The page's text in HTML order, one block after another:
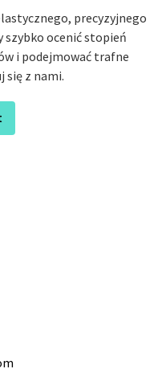
precyzyjnego
szybko ocenić stopień
i podejmować trafne
się z nami.